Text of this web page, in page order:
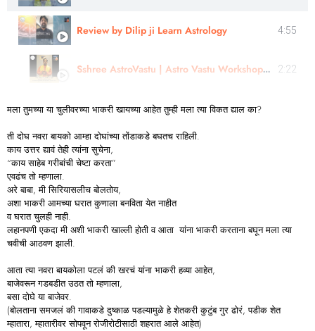
Review by Dilip ji Learn Astrology 4:55
Sshree AstroVastu | Astro Vastu Workshop | Review |Astrologer Rajendra Singh | Uttarakhand 2:22
मला तुमच्या या चुलीवरच्या भाकरी खायच्या आहेत तुम्ही मला त्या विकत द्याल का?
ती दोघ नवरा बायको आम्हा दोघांच्या तोंडाकडे बघतच राहिली.
काय उत्तर द्यावं तेही त्यांना सुचेना,
“काय साहेब गरीबांची चेष्टा करता”
एवढंच तो म्हणाला.
अरे बाबा, मी सिरियासलीच बोलतोय,
अशा भाकरी आमच्या घरात कुणाला बनविता येत नाहीत
व घरात चुलही नाही.
लहानपणी एकदा मी अशी भाकरी खाल्ली होती व आता यांना भाकरी करताना बघून मला त्या
चवीची आठवण झाली.
आता त्या नवरा बायकोला पटलं की खरचं यांना भाकरी हव्या आहेत,
बाजेवरून गडबडीत उठत तो म्हणाला,
बसा दोघे या बाजेवर.
(बोलताना समजलं की गावाकडे दुष्काळ पडल्यामुळे हे शेतकरी कुटुंब गुर ढोरं, पडीक शेत
म्हातारा, म्हातारीवर सोपवून रोजीरोटीसाठी शहरात आले आहेत)